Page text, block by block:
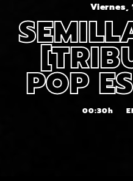
Viernes,
POP
00:30h